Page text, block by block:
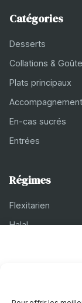
Catégories
Desserts
Collations &
Plats principaux
En-cas sucrés
Entrées
Régimes
Flexitarien
Halal